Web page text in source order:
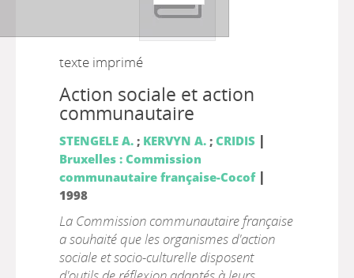
texte imprimé
Action sociale et action
communautaire
STENGELE A.; KERVYN A.; CRIDIS |
Bruxelles : Commission
communautaire française-Cocof|
1998
La Commission communautaire française
a souhaité que les organismes d'action
sociale et socio-culturelle disposent